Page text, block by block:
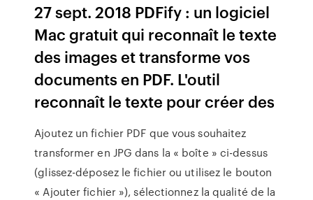
27 sept. 2018 PDFify : un logiciel
Mac gratuit qui reconnaît le texte
des images et transforme vos
documents en PDF. L'outil
reconnaît le texte pour créer des
Ajoutez un fichier PDF que vous souhaitez
transformer en JPG dans la « boîte » ci-dessus
(glissez-déposez le fichier ou utilisez le bouton
« Ajouter fichier »), sélectionnez la qualité de la